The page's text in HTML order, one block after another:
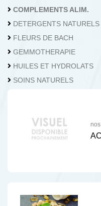
COMPLEMENTS ALIM.
DETERGENTS NATURELS
FLEURS DE BACH
GEMMOTHERAPIE
HUILES ET HYDROLATS
SOINS NATURELS